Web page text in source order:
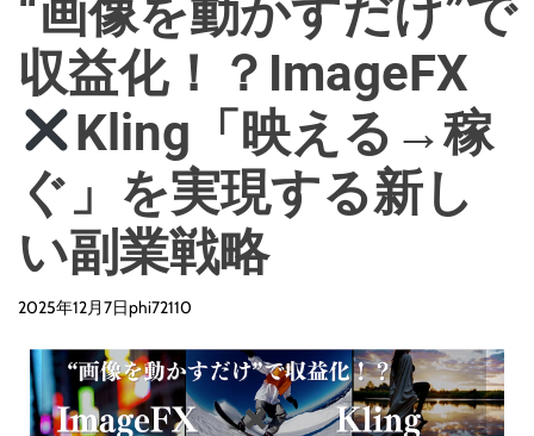
“画像を動かすだけ”で
収益化！？ImageFX
Kling「映える→稼
ぐ」を実現する新し
い副業戦略
2025年12月7日phi72110